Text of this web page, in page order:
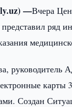
—Вчера
представил
руководитель
карты
Создан